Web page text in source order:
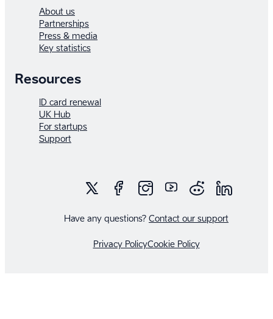
About us
Partnerships
Press & media
Key statistics
Resources
ID card renewal
UK Hub
For startups
Support
Privacy PolicyCookie Policy
Have any questions? Contact our support